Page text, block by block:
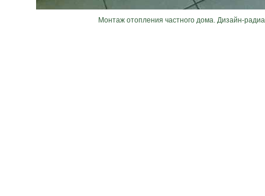
Монтаж отопления частного дома. Дизайн-